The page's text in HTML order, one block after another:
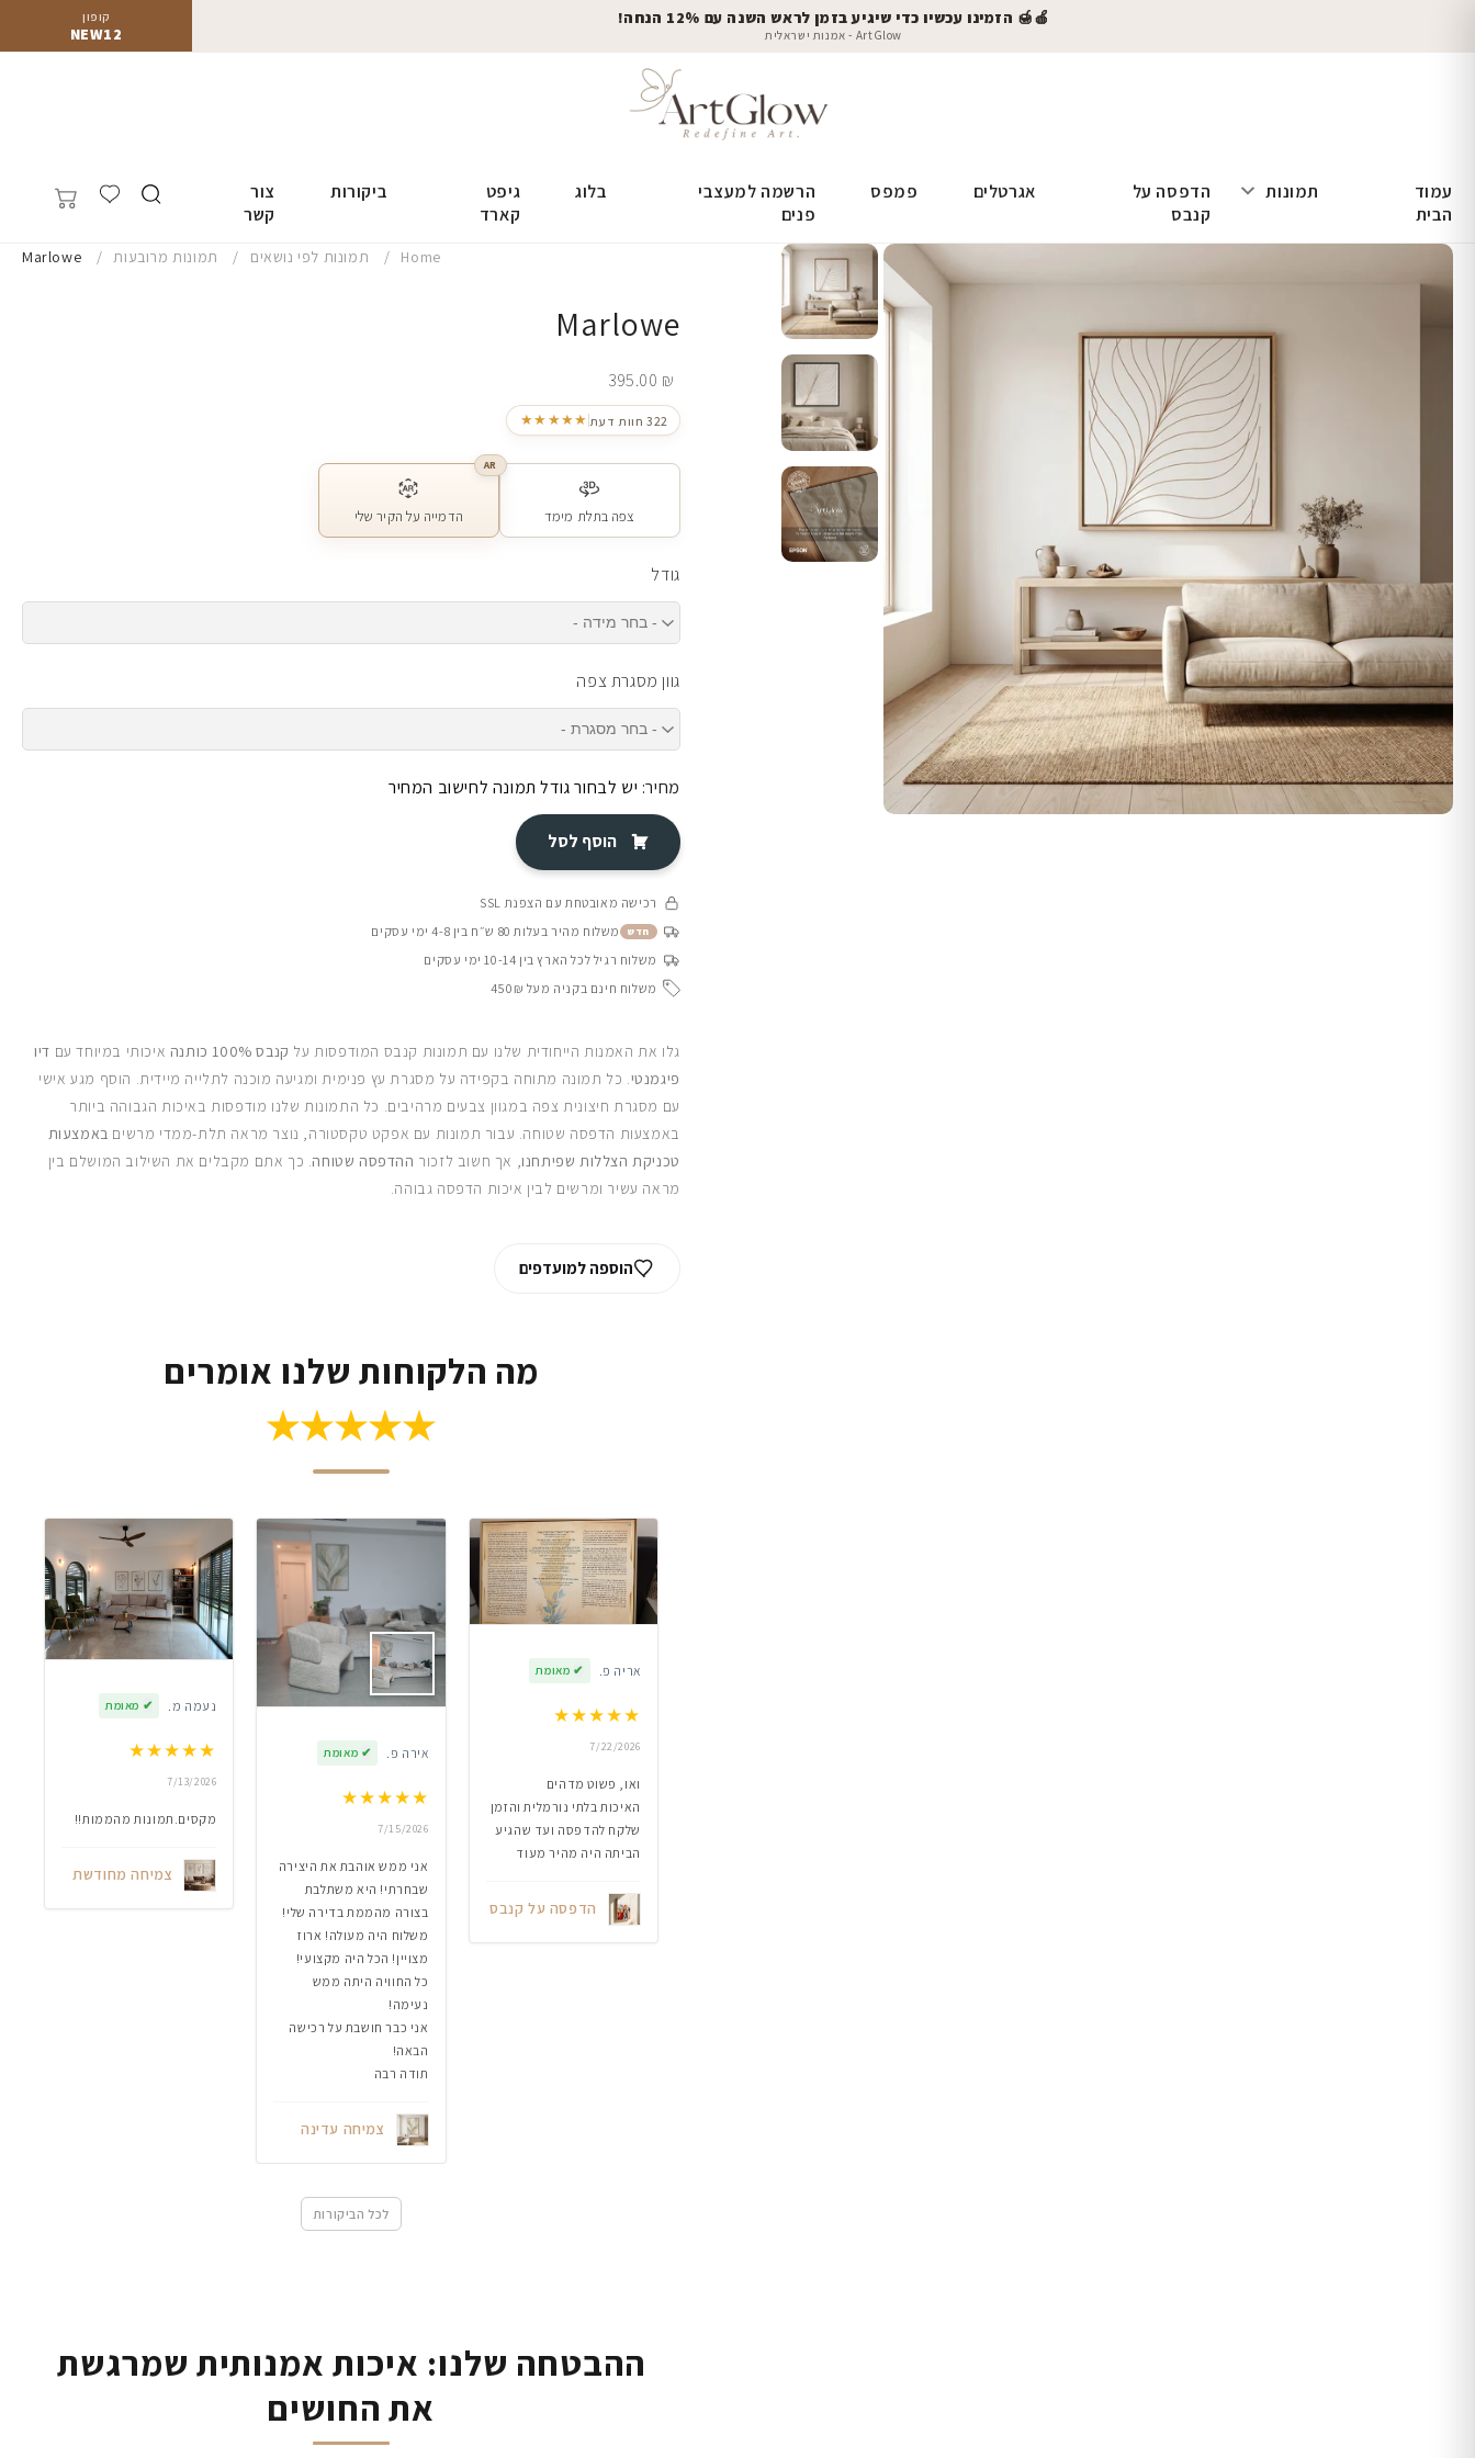
קופון
NEW12
🍎🍯 הזמינו עכשיו כדי שיגיע בזמן לראש השנה עם 12% הנחה!
ArtGlow - אמנות ישראלית
עמוד
הבית
תמונות
הדפסה על
קנבס
אגרטלים פמפס
הרשמה למעצבי
פנים
בלוג
גיפט
קארד
ביקורות
צור
קשר
Home תמונות לפי נושאים תמונות מרובעות Marlowe
Marlowe
395.00 ₪
★★★★★ 322 חוות דעת
צפה בתלת מימד
AR
הדמייה על הקיר שלי
גודל
גוון מסגרת צפה
מחיר: יש לבחור גודל תמונה לחישוב המחיר
הוסף לסל
רכישה מאובטחת עם הצפנת SSL
חדש משלוח מהיר בעלות 80 ש״ח בין 4-8 ימי עסקים
משלוח רגיל לכל הארץ בין 10-14 ימי עסקים
משלוח חינם בקניה מעל 450₪
גלו את האמנות הייחודית שלנו עם תמונות קנבס המודפסות על קנבס 100% כותנה איכותי במיוחד עם דיו
פיגמנטי. כל תמונה מתוחה בקפידה על מסגרת עץ פנימית ומגיעה מוכנה לתלייה מיידית. הוסף מגע אישי
עם מסגרת חיצונית צפה במגוון צבעים מרהיבים. כל התמונות שלנו מודפסות באיכות הגבוהה ביותר
באמצעות הדפסה שטוחה. עבור תמונות עם אפקט טקסטורה, נוצר מראה תלת-ממדי מרשים באמצעות
טכניקת הצללות שפיתחנו, אך חשוב לזכור ההדפסה שטוחה. כך אתם מקבלים את השילוב המושלם בין
מראה עשיר ומרשים לבין איכות הדפסה גבוהה.
הוספה למועדפים
מה הלקוחות שלנו אומרים
★★★★★
אריה פ. ✔ מאומת
★★★★★
7/22/2026
ואו, פשוט מדהים
האיכות בלתי נורמלית והזמן
שלקח להדפסה ועד שהגיע
הביתה היה מהיר מעוד
הדפסה על קנבס
אירה פ. ✔ מאומת
★★★★★
7/15/2026
אני ממש אוהבת את היצירה
שבחרתי! היא משתלבת
בצורה מהממת בדירה שלי!
משלוח היה מעולה! ארוז
מצויין! הכל היה מקצועי!
כל החוויה היתה ממש
נעימה!
אני כבר חושבת על רכישה
הבאה!
תודה רבה
צמיחה עדינה
נעמה מ. ✔ מאומת
★★★★★
7/13/2026
מקסים.תמונות מהממות!!
צמיחה מחודשת
לכל הביקורות
ההבטחה שלנו: איכות אמנותית שמרגשת
את החושים